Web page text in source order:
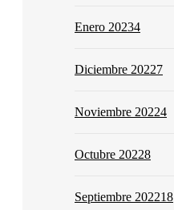
Enero 20234
Diciembre 20227
Noviembre 20224
Octubre 20228
Septiembre 202218